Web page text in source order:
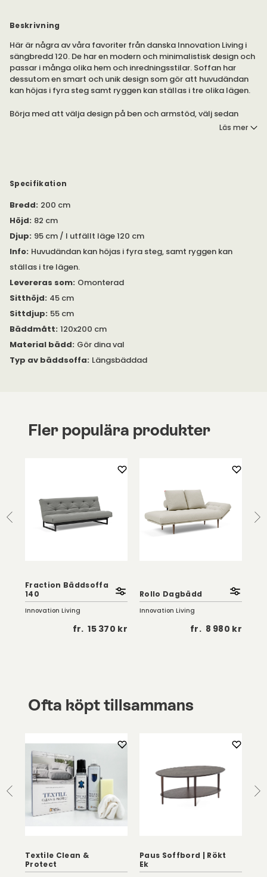
Beskrivning
Här är några av våra favoriter från danska Innovation Living i
sängbredd 120. De har en modern och minimalistisk design och
passar i många olika hem och inredningsstilar. Soffan har
dessutom en smart och unik design som gör att huvudändan
kan höjas i fyra steg samt ryggen kan ställas i tre olika lägen.
Börja med att välja design på ben och armstöd, välj sedan
Till sist väljer du komfort på madrassen, välj mellan extra mjuk
Observeraatt på bilderna visas ramen täckt med ett
ramöverdrag som ej ingår, välj till detta under
rekommenderade produkter. Utan ramöverdraget kommer
stommen synas.
Produktbilderna visar sofforna i fast klädsel som knappad och
miljöbilderna visar Balder (liknande modell med andra ben)
med avtagbar klädsel.
Läs mer
Specifikation
Bredd: 200 cm
Höjd: 82 cm
Djup: 95 cm / I utfällt läge 120 cm
Info: Huvudändan kan höjas i fyra steg, samt ryggen kan
ställas i tre lägen.
Levereras som: Omonterad
Sitthöjd: 45 cm
Sittdjup: 55 cm
Bäddmått: 120x200 cm
Material bädd: Gör dina val
Typ av bäddsoffa: Längsbäddad
Fler populära produkter
Fraction Bäddsoffa
140
Innovation Living
fr. 15 370 kr
Rollo Dagbädd
Innovation Living
fr. 8 980 kr
Ofta köpt tillsammans
Textile Clean &
Protect
Paus Soffbord | Rökt
Ek